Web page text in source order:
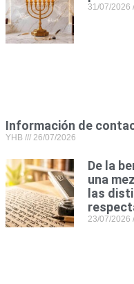
31/07/2026
Información de
YHB 26/07/2026
De la
una
las
23/07/2026